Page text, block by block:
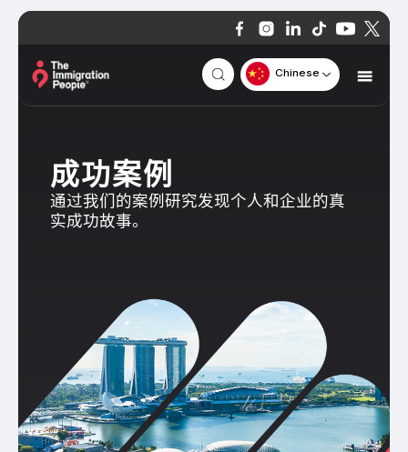
Chinese
成功案例
通过我们的案例研究发现个人和企业的真
实成功故事。